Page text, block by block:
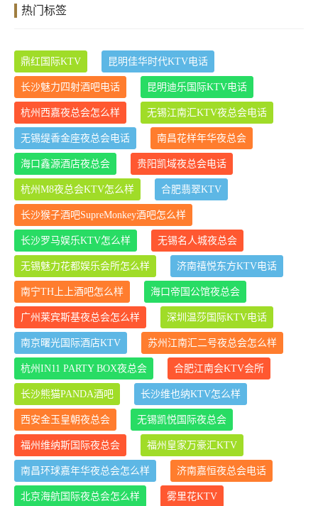
热门标签
鼎红国际KTV 昆明佳华时代KTV电话
长沙魅力四射酒吧电话 昆明迪乐国际KTV电话
杭州西嘉夜总会怎么样 无锡江南汇KTV夜总会电话
无锡缇香金座夜总会电话 南昌花样年华夜总会
海口鑫源酒店夜总会 贵阳凯域夜总会电话
杭州M8夜总会KTV怎么样 合肥翡翠KTV
长沙猴子酒吧SupreMonkey酒吧怎么样
长沙罗马娱乐KTV怎么样 无锡名人城夜总会
无锡魅力花都娱乐会所怎么样 济南禧悦东方KTV电话
南宁TH上上酒吧怎么样 海口帝国公馆夜总会
广州莱宾斯基夜总会怎么样 深圳温莎国际KTV电话
南京曙光国际酒店KTV 苏州江南汇二号夜总会怎么样
杭州IN11 PARTY BOX夜总会 合肥江南会KTV会所
长沙熊猫PANDA酒吧 长沙维也纳KTV怎么样
西安金玉皇朝夜总会 无锡凯悦国际夜总会
福州维纳斯国际夜总会 福州皇家万豪汇KTV
南昌环球嘉年华夜总会怎么样 济南嘉恒夜总会电话
北京海航国际夜总会怎么样 雾里花KTV